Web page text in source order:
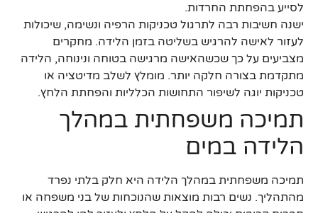
לסייע בהפחתת החרדות.
ישנה חשיבות רבה לתרגול טכניקות הרפיה ונשימה, שיכולות
לעזור לאישה להרגיש בשליטה בזמן הלידה. מחקרים
מצביעים על כך שכשהאישה מרגישה בטוחה ונינוחה, הלידה
מתקדמת בצורה חלקה יותר. מומלץ לשלב מדיטציה או
טכניקות יוגה לשיפור התחושות הכלליות והפחתת הלחץ.
תמיכה משפחתית במהלך
הלידה במים
תמיכה משפחתית במהלך הלידה היא חלק בלתי נפרד
מהתהליך. נשים רבות מוצאות שהנוכחות של בני משפחה או